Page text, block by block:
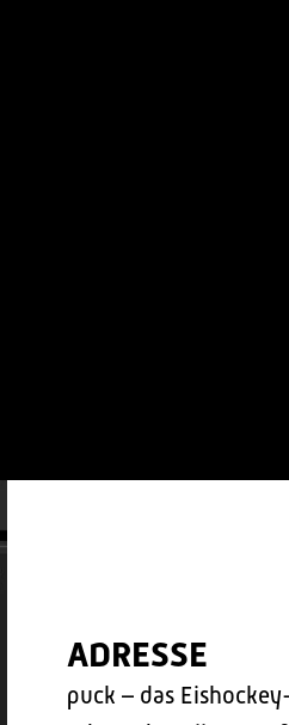
ADRESSE
puck – das